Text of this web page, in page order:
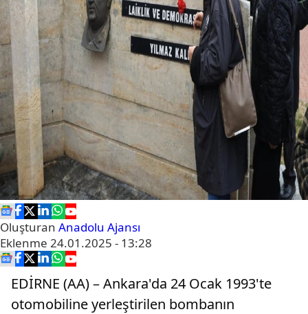
Oluşturan Anadolu Ajansı
Eklenme 24.01.2025 - 13:28
EDİRNE (AA) – Ankara'da 24 Ocak 1993'te
otomobiline yerleştirilen bombanın